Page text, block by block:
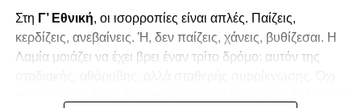
Στη Γ’ Εθνική, οι ισορροπίες είναι απλές. Παίζεις,
κερδίζεις, ανεβαίνεις. Ή, δεν παίζεις, χάνεις, βυθίζεσαι. Η
Λαμία μοιάζει να έχει βρει έναν τρίτο δρόμο: αυτόν της